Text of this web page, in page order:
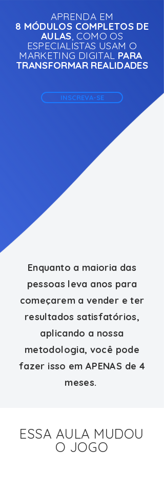
APRENDA EM
8 MÓDULOS COMPLETOS DE
AULAS, COMO OS
ESPECIALISTAS USAM O
MARKETING DIGITAL PARA
TRANSFORMAR REALIDADES
INSCREVA-SE
Enquanto a maioria das
pessoas leva anos para
começarem a vender e ter
resultados satisfatórios,
aplicando a nossa
metodologia, você pode
fazer isso em APENAS de 4
meses.
ESSA AULA MUDOU
O JOGO